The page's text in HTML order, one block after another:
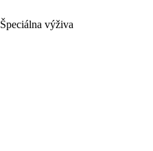
Špeciálna výživa